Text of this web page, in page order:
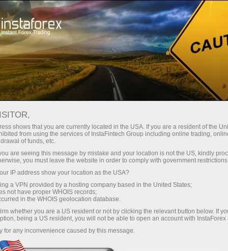
For Traders Forex Analytics Berita Bergambar
shows that you are currently located in the USA. If you are a resident of the
from using the services of InstaFintech Group including online trading,
of funds, etc.
are seeing this message by mistake and your location is not the US, kindly
you must leave the website in order to comply with government
IP address show your location as the USA?
a VPN provided by a hosting company based in the United States;
not have proper WHOIS records;
in the WHOIS geolocation database.
whether you are a US resident or not by clicking the relevant button below. If
being a US resident, you will not be able to open an account with InstaForex
for any inconvenience caused by this message.